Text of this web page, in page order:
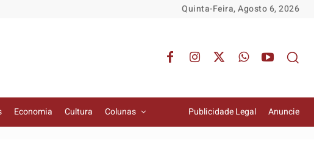
Quinta-Feira, Agosto 6, 2026
Economia Cultura Colunas Publicidade Legal Anuncie